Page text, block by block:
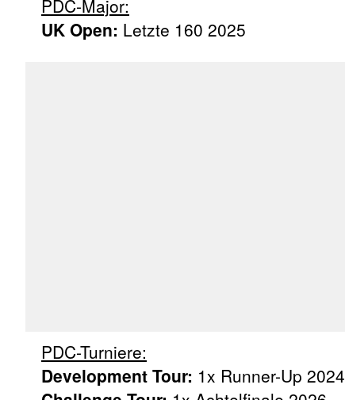
PDC-Major:
UK Open: Letzte 160 2025
PDC-Turniere:
Development Tour: 1x Runner-Up 2024